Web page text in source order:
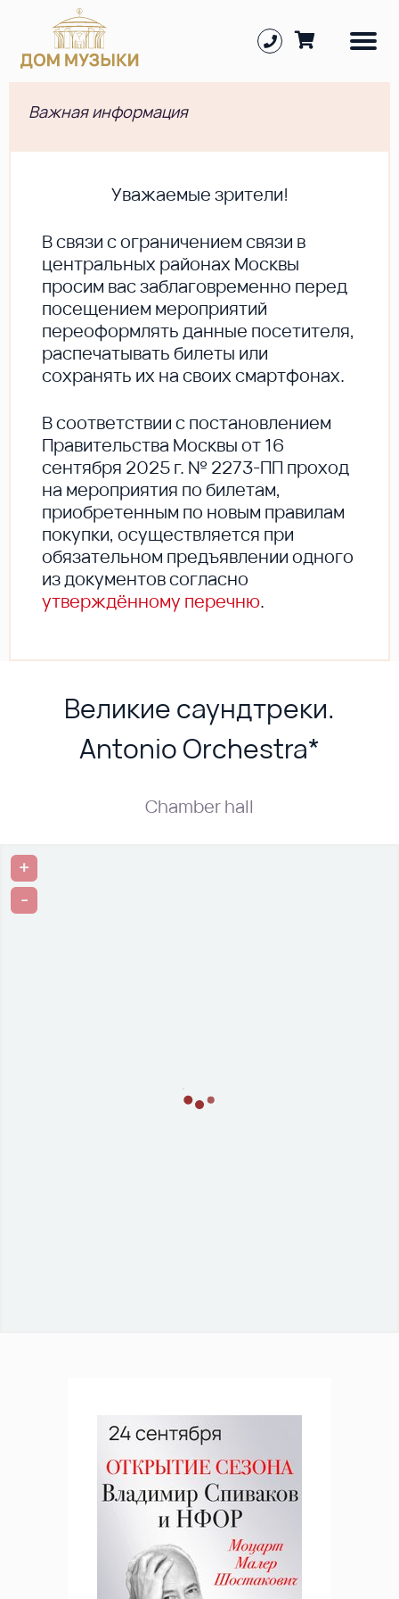
Важная информация
Уважаемые зрители!
В cвязи с ограничением связи в
центральных районах Москвы
просим вас заблаговременно перед
посещением мероприятий
переоформлять данные посетителя,
распечатывать билеты или
сохранять их на своих смартфонах.
В соответствии с постановлением
Правительства Москвы от 16
сентября 2025 г. № 2273-ПП проход
на мероприятия по билетам,
приобретенным по новым правилам
покупки, осуществляется при
обязательном предъявлении одного
из документов согласно
утверждённому перечню.
Великие саундтреки.
Antonio Orchestra*
Chamber hall
+
-